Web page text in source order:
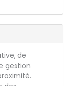
de
gestion